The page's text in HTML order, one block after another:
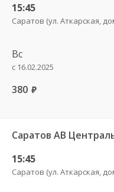
15:45
Вс
с 16.02.2025
380 руб.
15:45